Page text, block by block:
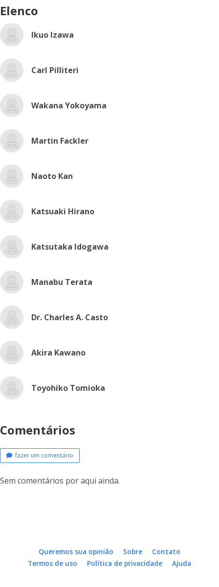
Elenco
Ikuo Izawa
Carl Pilliteri
Wakana Yokoyama
Martin Fackler
Naoto Kan
Katsuaki Hirano
Katsutaka Idogawa
Manabu Terata
Dr. Charles A. Casto
Akira Kawano
Toyohiko Tomioka
Comentários
fazer um comentário
Sem comentários por aqui ainda.
Queremos sua opinião Sobre
Contato
Termos de uso
Política de privacidade Ajuda